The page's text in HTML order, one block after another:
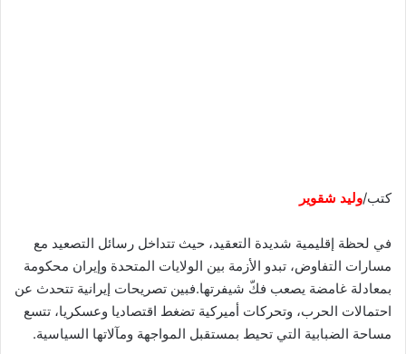
كتب/وليد شقوير
في لحظة إقليمية شديدة التعقيد، حيث تتداخل رسائل التصعيد مع
مسارات التفاوض، تبدو الأزمة بين الولايات المتحدة وإيران محكومة
بمعادلة غامضة يصعب فكّ شيفرتها.فبين تصريحات إيرانية تتحدث عن
احتمالات الحرب، وتحركات أميركية تضغط اقتصاديا وعسكريا، تتسع
مساحة الضبابية التي تحيط بمستقبل المواجهة ومآلاتها السياسية.